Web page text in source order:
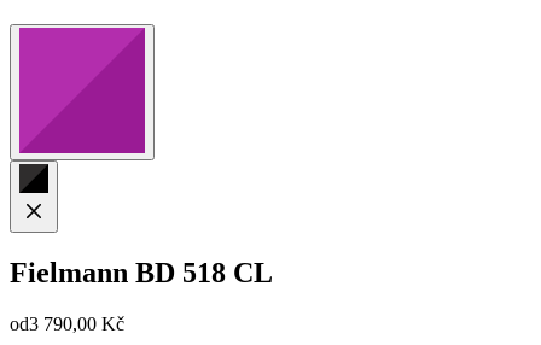
Fielmann BD 518 CL
od3 790,00 Kč